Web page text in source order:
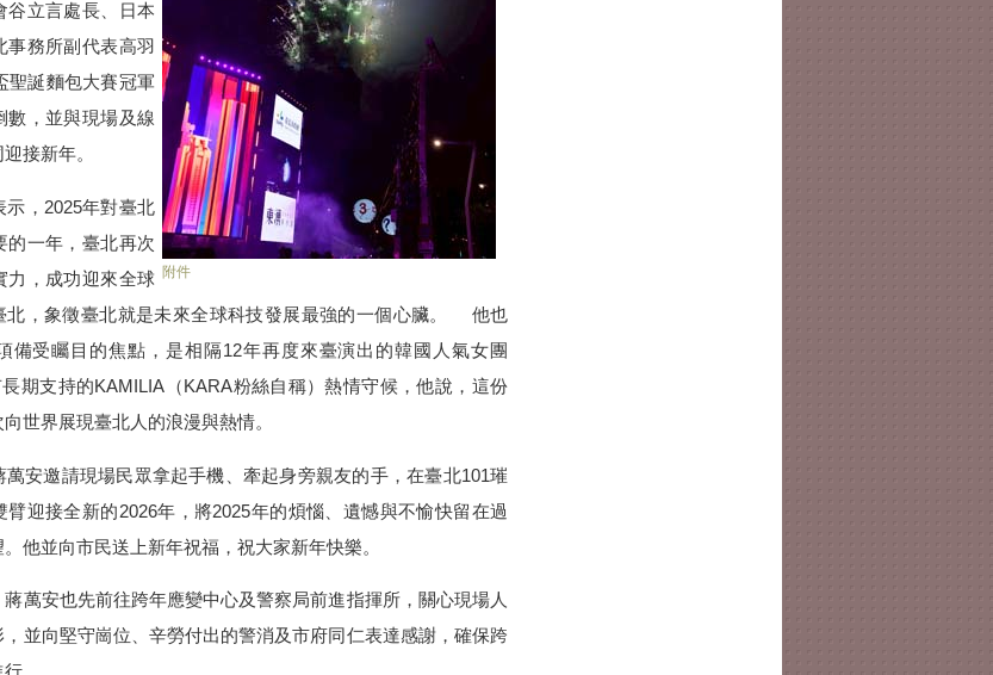
附件
谷立言處長、日本
事務所副代表高羽
聖誕麵包大賽冠軍
數，並與現場及線
接新年。
，2025年對臺北
的一年，臺北再次
力，成功迎來全球
北，象徵臺北就是未來全球科技發展最強的一個心臟。 他也
備受矚目的焦點，是相隔12年再度來臺演出的韓國人氣女團
期支持的KAMILIA（KARA粉絲自稱）熱情守候，他說，這份
世界展現臺北人的浪漫與熱情。
安邀請現場民眾拿起手機、牽起身旁親友的手，在臺北101璀
臂迎接全新的2026年，將2025年的煩惱、遺憾與不愉快留在過
他並向市民送上新年祝福，祝大家新年快樂。
萬安也先前往跨年應變中心及警察局前進指揮所，關心現場人
並向堅守崗位、辛勞付出的警消及市府同仁表達感謝，確保跨